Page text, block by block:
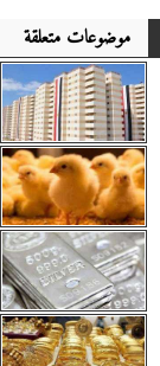
موضوعات متعلقة